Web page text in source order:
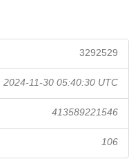
3292529
2024-11-30 05:40:30 UTC
413589221546
106